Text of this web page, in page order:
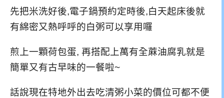
先把米洗好後,電子鍋預約定時後,白天起床後就
有綿密又熱呼呼的白粥可以享用囉
煎上一顆荷包蛋, 再搭配上萬有全蔴油腐乳就是
簡單又有古早味的一餐啦~
話說現在特地外出去吃清粥小菜的價位可都不便